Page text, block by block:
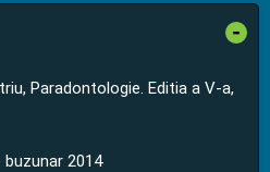
-
Paradontologie. Editia a V-a,
buzunar 2014